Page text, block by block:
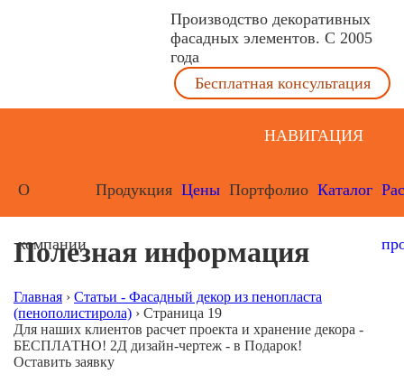
Производство декоративных
фасадных элементов. С 2005
года
Бесплатная консультация
НАВИГАЦИЯ
О
компании
Продукция Цены Портфолио Каталог
Полезная информация
Главная › Статьи - Фасадный декор из пенопласта
(пенополистирола) › Страница 19
Для наших клиентов расчет проекта и хранение декора -
БЕСПЛАТНО! 2Д дизайн-чертеж - в Подарок!
Оставить заявку